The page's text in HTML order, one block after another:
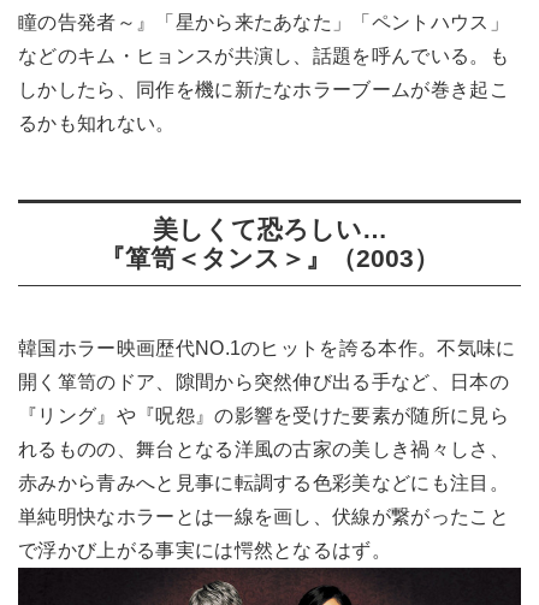
瞳の告発者～』「星から来たあなた」「ペントハウス」
などのキム・ヒョンスが共演し、話題を呼んでいる。も
しかしたら、同作を機に新たなホラーブームが巻き起こ
るかも知れない。
美しくて恐ろしい…
『箪笥＜タンス＞』（2003）
韓国ホラー映画歴代NO.1のヒットを誇る本作。不気味に
開く箪笥のドア、隙間から突然伸び出る手など、日本の
『リング』や『呪怨』の影響を受けた要素が随所に見ら
れるものの、舞台となる洋風の古家の美しき禍々しさ、
赤みから青みへと見事に転調する色彩美などにも注目。
単純明快なホラーとは一線を画し、伏線が繋がったこと
で浮かび上がる事実には愕然となるはず。